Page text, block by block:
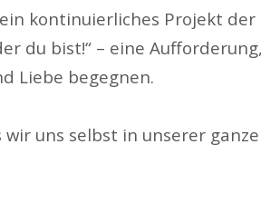
kontinuierliches Projekt
du bist!“ – eine
Liebe begegnen.
uns selbst in unserer